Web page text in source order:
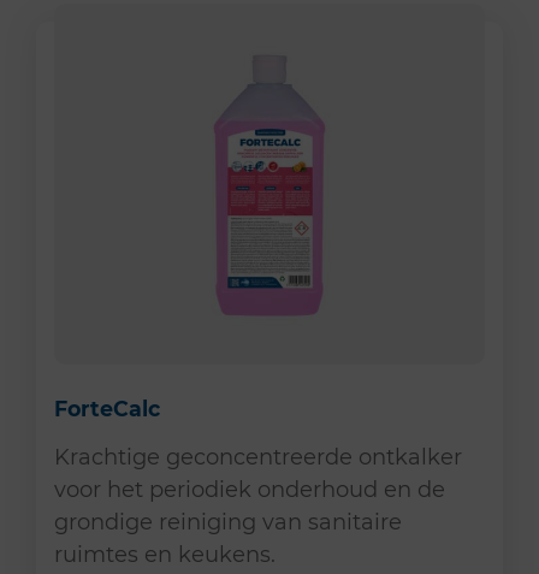
ForteCalc
Krachtige geconcentreerde ontkalker
voor het periodiek onderhoud en de
grondige reiniging van sanitaire
ruimtes en keukens.